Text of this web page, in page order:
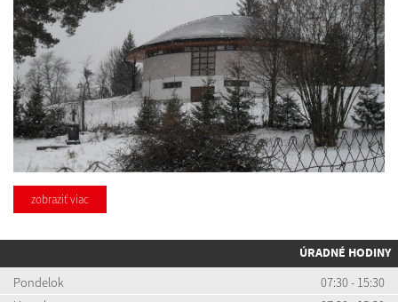
zobraziť viac
ÚRADNÉ HODINY
Pondelok
07:30 - 15:30